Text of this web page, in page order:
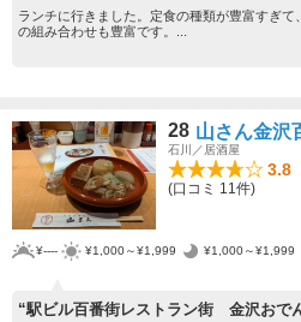
ランチに行きました。定食の種類が豊富すぎ
の組み合わせも豊富です。...
28 山さん金沢
石川／居酒屋
3.8
(口コミ 11件)
¥---- ¥1,000～¥1,999 ¥1,000～¥1,999
“駅ビル百番街レストラン街 金沢お